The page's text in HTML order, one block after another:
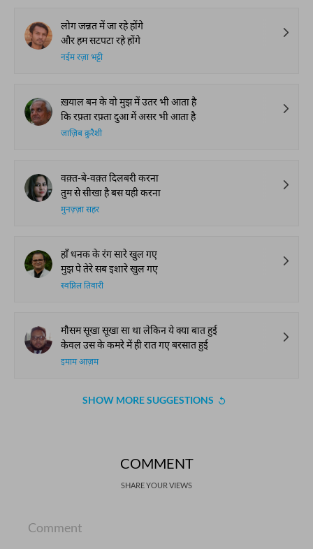
लोग जन्नत में जा रहे होंगे
और हम सटपटा रहे होंगे
नईम रज़ा भट्टी
ख़याल बन के वो मुझ में उतर भी आता है
कि रफ़्ता रफ़्ता दुआ में असर भी आता है
जाज़िब क़ुरैशी
वक़्त-बे-वक़्त दिलबरी करना
तुम से सीखा है बस यही करना
मुनज़्ज़ा सहर
हाँ धनक के रंग सारे खुल गए
मुझ पे तेरे सब इशारे खुल गए
स्वप्निल तिवारी
मौसम सूखा सूखा सा था लेकिन ये क्या बात हुई
केवल उस के कमरे में ही रात गए बरसात हुई
इमाम आज़म
SHOW MORE SUGGESTIONS
COMMENT
SHARE YOUR VIEWS
Comment